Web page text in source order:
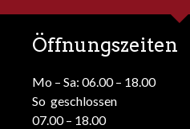
Öffnungszeiten
Mo – Sa: 06.00 – 18.00
So
07.00 – 18.00